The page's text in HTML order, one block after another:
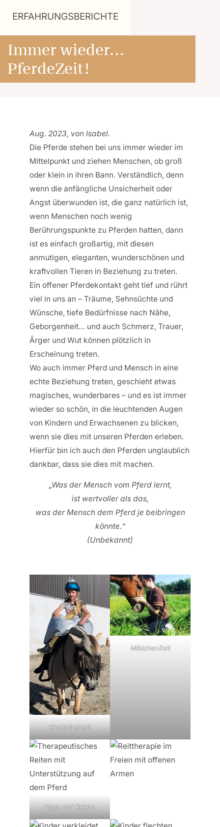
ERFAHRUNGSBERICHTE
Immer wieder…
PferdeZeit!
Aug. 2023, von Isabel.
Die Pferde stehen bei uns immer wieder im
Mittelpunkt und ziehen Menschen, ob groß
oder klein in ihren Bann. Verständlich, denn
wenn die anfängliche Unsicherheit oder
Angst überwunden ist, die ganz natürlich ist,
wenn Menschen noch wenig
Berührungspunkte zu Pferden hatten, dann
ist es einfach großartig, mit diesen
anmutigen, eleganten, wunderschönen und
kraftvollen Tieren in Beziehung zu treten.
Ein offener Pferdekontakt geht tief und rührt
viel in uns an – Träume, Sehnsüchte und
Wünsche, tiefe Bedürfnisse nach Nähe,
Geborgenheit… und auch Schmerz, Trauer,
Ärger und Wut können plötzlich in
Erscheinung treten.
Wo auch immer Pferd und Mensch in eine
echte Beziehung treten, geschieht etwas
magisches, wunderbares – und es ist immer
wieder so schön, in die leuchtenden Augen
von Kindern und Erwachsenen zu blicken,
wenn sie dies mit unseren Pferden erleben.
Hierfür bin ich auch den Pferden unglaublich
dankbar, dass sie dies mit machen.
„Was der Mensch vom Pferd lernt,
ist wertvoller als das,
was der Mensch dem Pferd je beibringen
könnte.“
(Unbekannt)
Kinderfreizeit
MädchenZeit
Yoga und Reiten